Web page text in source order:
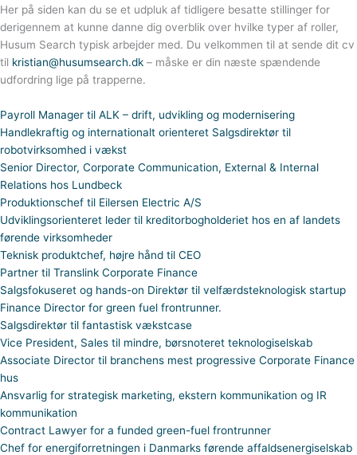
Her på siden kan du se et udpluk af tidligere besatte stillinger for
derigennem at kunne danne dig overblik over hvilke typer af roller,
Husum Search typisk arbejder med. Du velkommen til at sende dit cv
til kristian@husumsearch.dk – måske er din næste spændende
udfordring lige på trapperne.
Payroll Manager til ALK – drift, udvikling og modernisering
Handlekraftig og internationalt orienteret Salgsdirektør til
robotvirksomhed i vækst
Senior Director, Corporate Communication, External & Internal
Relations hos Lundbeck
Produktionschef til Eilersen Electric A/S
Udviklingsorienteret leder til kreditorbogholderiet hos en af landets
førende virksomheder
Teknisk produktchef, højre hånd til CEO
Partner til Translink Corporate Finance
Salgsfokuseret og hands-on Direktør til velfærdsteknologisk startup
Finance Director for green fuel frontrunner.
Salgsdirektør til fantastisk vækstcase
Vice President, Sales til mindre, børsnoteret teknologiselskab
Associate Director til branchens mest progressive Corporate Finance
hus
Ansvarlig for strategisk marketing, ekstern kommunikation og IR
kommunikation
Contract Lawyer for a funded green-fuel frontrunner
Chef for energiforretningen i Danmarks førende affaldsenergiselskab